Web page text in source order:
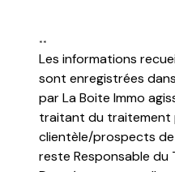
**
Les informations
sont enregistrées
par La Boite Immo
traitant du traitement
clientèle/prospects de
reste Responsable du